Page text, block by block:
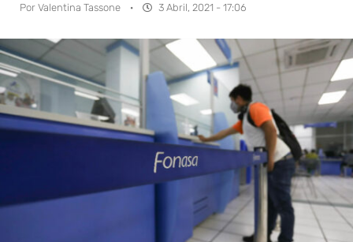
Por Valentina Tassone · 3 Abril, 2021 - 17:06